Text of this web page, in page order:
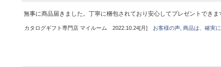
無事に商品届きました。丁寧に梱包されており安心してプレゼントできま
カタログギフト専門店 マイルーム 2022.10.24[月] お客様の声, 商品は、確実